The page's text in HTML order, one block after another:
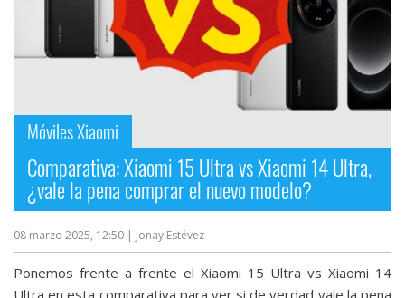
Móviles Xiaomi
Comparativa: Xiaomi 15 Ultra vs Xiaomi 14 Ultra,
¿vale la pena comprar el nuevo modelo?
08 marzo 2025, 12:50 | Jonay Estévez
Ponemos frente a frente el Xiaomi 15 Ultra vs Xiaomi 14